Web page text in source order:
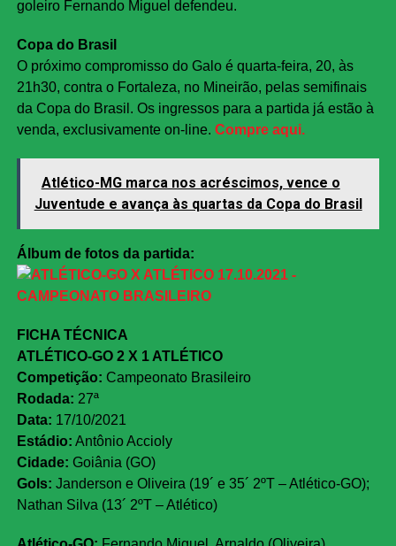
goleiro Fernando Miguel defendeu.
Copa do Brasil
O próximo compromisso do Galo é quarta-feira, 20, às
21h30, contra o Fortaleza, no Mineirão, pelas semifinais
da Copa do Brasil. Os ingressos para a partida já estão à
venda, exclusivamente on-line. Compre aqui.
Atlético-MG marca nos acréscimos, vence o
Juventude e avança às quartas da Copa do Brasil
Álbum de fotos da partida:
FICHA TÉCNICA
ATLÉTICO-GO 2 X 1 ATLÉTICO
Competição: Campeonato Brasileiro
Rodada: 27ª
Data: 17/10/2021
Estádio: Antônio Accioly
Cidade: Goiânia (GO)
Gols: Janderson e Oliveira (19´ e 35´ 2ºT – Atlético-GO);
Nathan Silva (13´ 2ºT – Atlético)